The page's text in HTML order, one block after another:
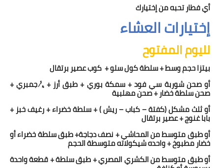
أي فطار تحبه من إختيارك
إختيارات العشاء
لليوم المفتوح
بيتزا حجم وسط + سلطة كول سلو + كوب عصير برتقال
أو صحن شوربة سي فود + سمكة بوري + طبق أرز + ¼ جمبري +
صحن سلطة خضار + صحن مهلبية
أو ثلث مشكل (كفتة – كباب – ريش ) + سلطة خضراء + رغيف خبز +
بابا غنوج + عصير برتقال
أو طبق متوسط من المحاشي + نصف دجاجة+ طبق سلطة خضراء أو
خضار مطبوخ + واحده شيكولاته متوسطة الحجم
أو طبق متوسط من الكشري المصري + طبق سلطة + قطعة واحدة